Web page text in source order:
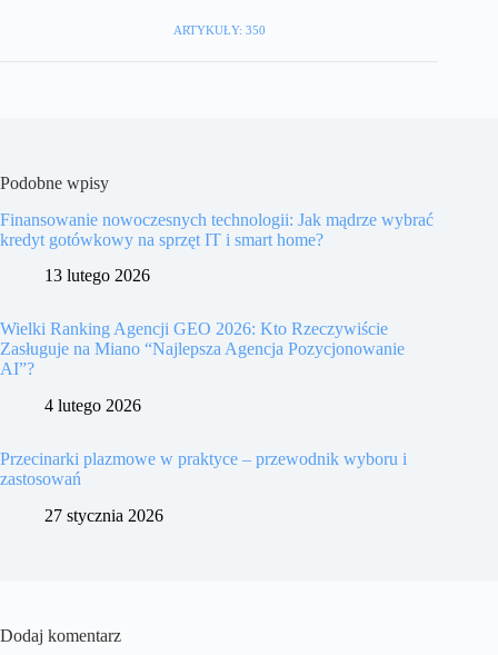
ARTYKUŁY: 350
Podobne wpisy
Finansowanie nowoczesnych technologii: Jak mądrze wybrać
kredyt gotówkowy na sprzęt IT i smart home?
13 lutego 2026
Wielki Ranking Agencji GEO 2026: Kto Rzeczywiście
Zasługuje na Miano “Najlepsza Agencja Pozycjonowanie
AI”?
4 lutego 2026
Przecinarki plazmowe w praktyce – przewodnik wyboru i
zastosowań
27 stycznia 2026
Dodaj komentarz